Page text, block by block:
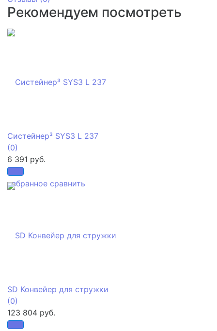
Рекомендуем посмотреть
избранное сравнить
Систейнер³ SYS3 L 237
(0)
6 391 руб.
SD Конвейер для стружки
(0)
123 804 руб.